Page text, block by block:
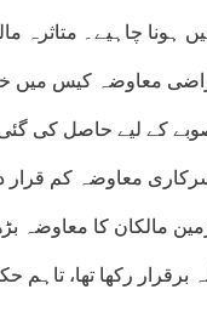
ہونا چاہیے۔ متاثرہ
معاوضہ کیس میں
کے لیے حاصل کی
معاوضہ کم قرار
مالکان کا معاوضہ
رکھا تھا، تاہم